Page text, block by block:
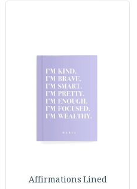
Affirmations Lined